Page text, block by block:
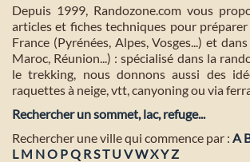
Depuis 1999, Randozone.com vous
articles et fiches techniques pour
France (Pyrénées, Alpes, Vosges...) et
Maroc, Réunion...) : spécialisé dans la
le trekking, nous donnons aussi des
raquettes à neige, vtt, canyoning ou via
Rechercher un sommet, lac, refuge...
Rechercher une ville qui commence par : A
L M NO PQ RST U VWXYZ